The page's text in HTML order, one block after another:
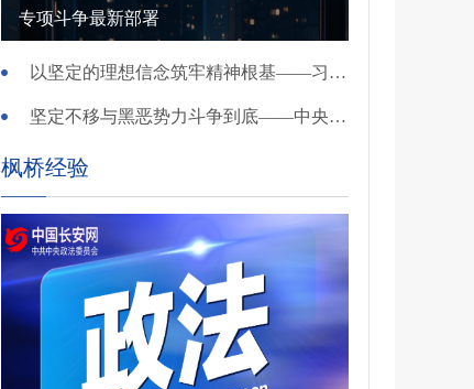
专项斗争最新部署
以坚定的理想信念筑牢精神根基——习近平党建思想理论品格系列述评之一
坚定不移与黑恶势力斗争到底——中央政法委负责同志就开展深化扫黑除恶专项斗争有关问题答记者问
枫桥经验